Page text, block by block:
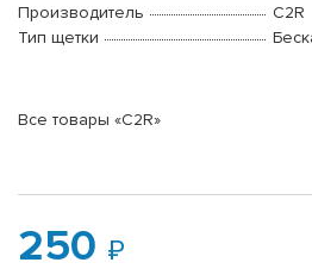
Производитель
C2R
Тип щетки
Все товары «C2R»
250